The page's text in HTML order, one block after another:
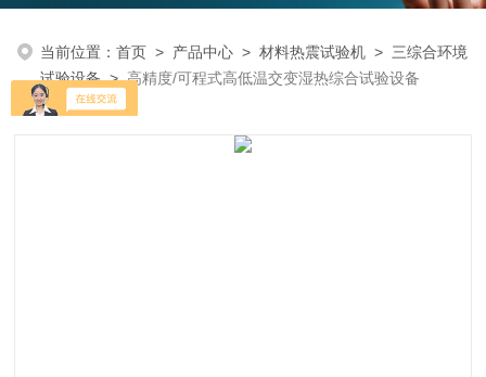
当前位置：首页 > 产品中心 >材料热震试验机 > 三综合环境
试验设备>高精度/可程式高低温交变湿热综合试验设备